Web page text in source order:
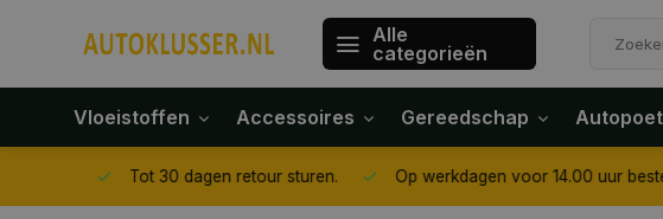
Alle
categorieën
Vloeistoffen Accessoires Gereedschap
Tot 30 dagen retour sturen. Op werkdagen voor 14.00 uur